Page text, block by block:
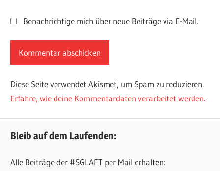
Benachrichtige mich über neue Beiträge via E-Mail.
Diese Seite verwendet Akismet, um Spam zu reduzieren.
Erfahre, wie deine Kommentardaten verarbeitet werden..
Bleib auf dem Laufenden:
Alle Beiträge der #SGLAFT per Mail erhalten: